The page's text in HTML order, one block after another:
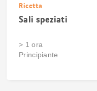
Ricetta
Sali speziati
> 1 ora
Principiante